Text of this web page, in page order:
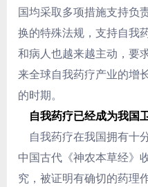
国均采取多项措施支持负
换的特殊法规，支持自我
和病人也越来越主动，要
来全球自我药疗产业的增
的时期。
自我药疗已经成为我国
自我药疗在我国拥有十
中国古代《神农本草经》
究，被证明有确切的药理